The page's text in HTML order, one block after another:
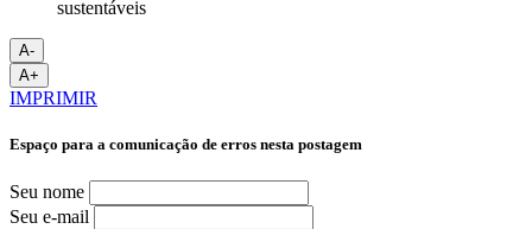
A-
A+
IMPRIMIR
Espaço para a comunicação de erros nesta postagem
Seu nome
Seu e-mail